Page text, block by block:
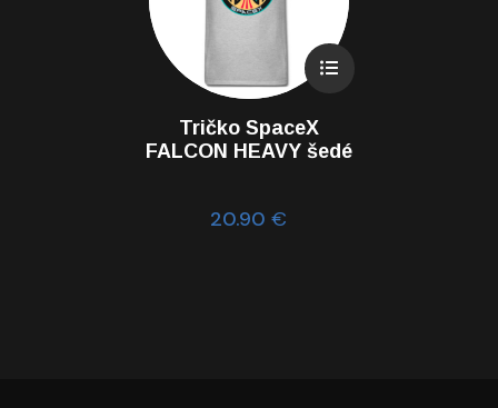
Tričko SpaceX
FALCON HEAVY šedé
20.90€